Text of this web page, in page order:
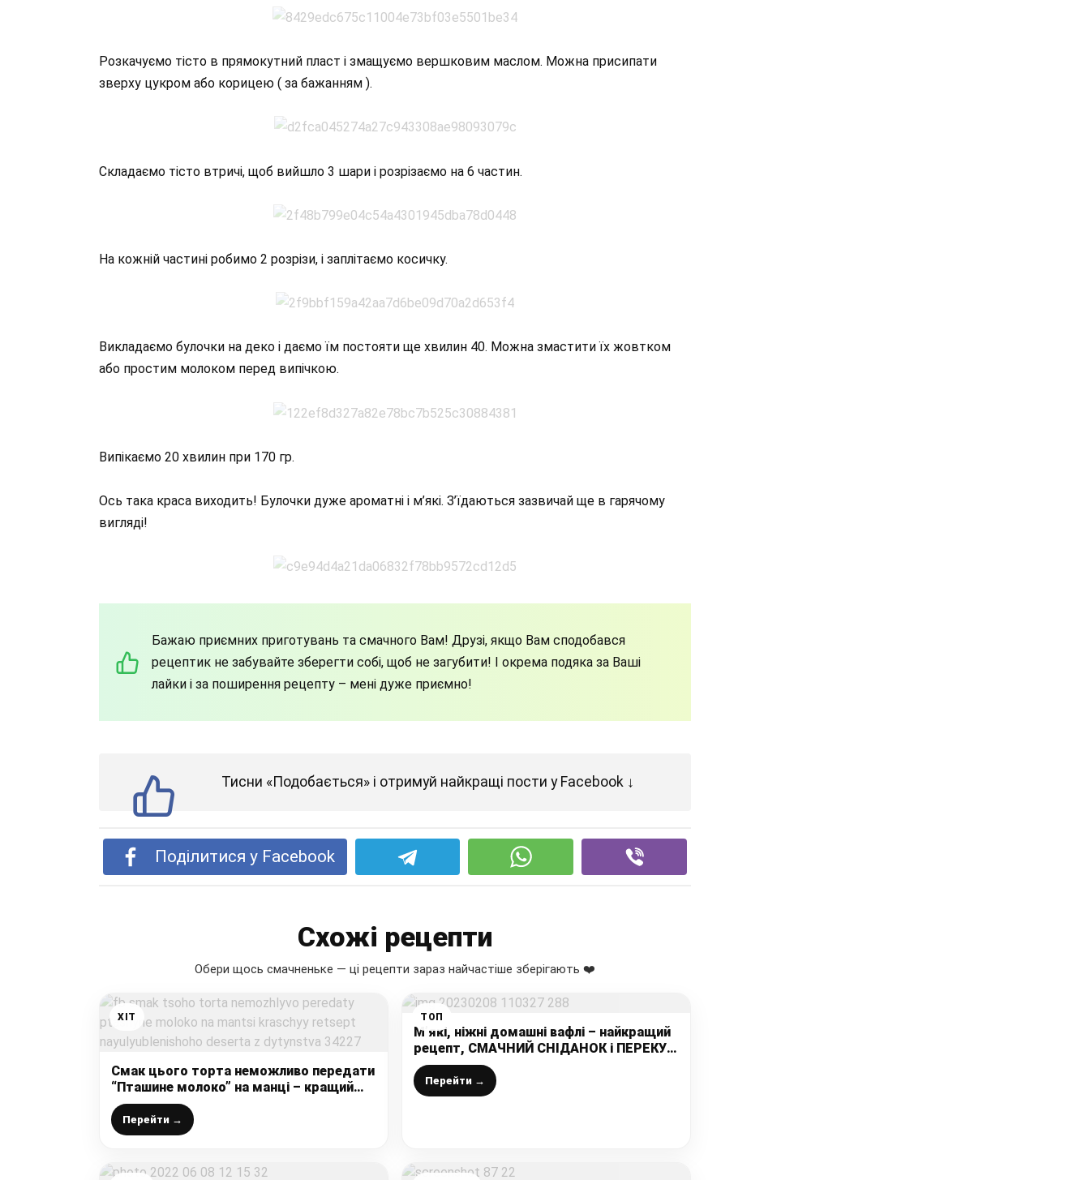
Розкачуємо тісто в прямокутний пласт і змащуємо вершковим маслом. Можна присипати
зверху цукром або корицею ( за бажанням ).
Складаємо тісто втричі, щоб вийшло 3 шари і розрізаємо на 6 частин.
На кожній частині робимо 2 розрізи, і заплітаємо косичку.
Викладаємо булочки на деко і даємо їм постояти ще хвилин 40. Можна змастити їх жовтком
або простим молоком перед випічкою.
Випікаємо 20 хвилин при 170 гр.
Ось така краса виходить! Булочки дуже ароматні і м’які. З’їдаються зазвичай ще в гарячому
вигляді!
Бажаю приємних приготувань та смачного Вам! Друзі, якщо Вам сподобався
рецептик не забувайте зберегти собі, щоб не загубити! І окрема подяка за Ваші
лайки і за поширення рецепту – мені дуже приємно!
Тисни «Подобається» і отримуй найкращі пости у Facebook ↓
Поділитися у Facebook
Схожі рецепти
Обери щось смачненьке — ці рецепти зараз найчастіше зберігають ❤️
ХІТ
Смак цього торта неможливо передати
“Пташине молоко” на манці – кращий
рецепт, найулюбленішого десерта з
дитинства
Перейти →
ТОП
М’які, ніжні домашні вафлі – найкращий
рецепт, СМАЧНИЙ СНІДАНОК і ПЕРЕКУС
для всієї сім’ї
Перейти →